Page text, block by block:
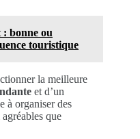
bonne ou
touristique
la meilleure
et d’un
à organiser des
que